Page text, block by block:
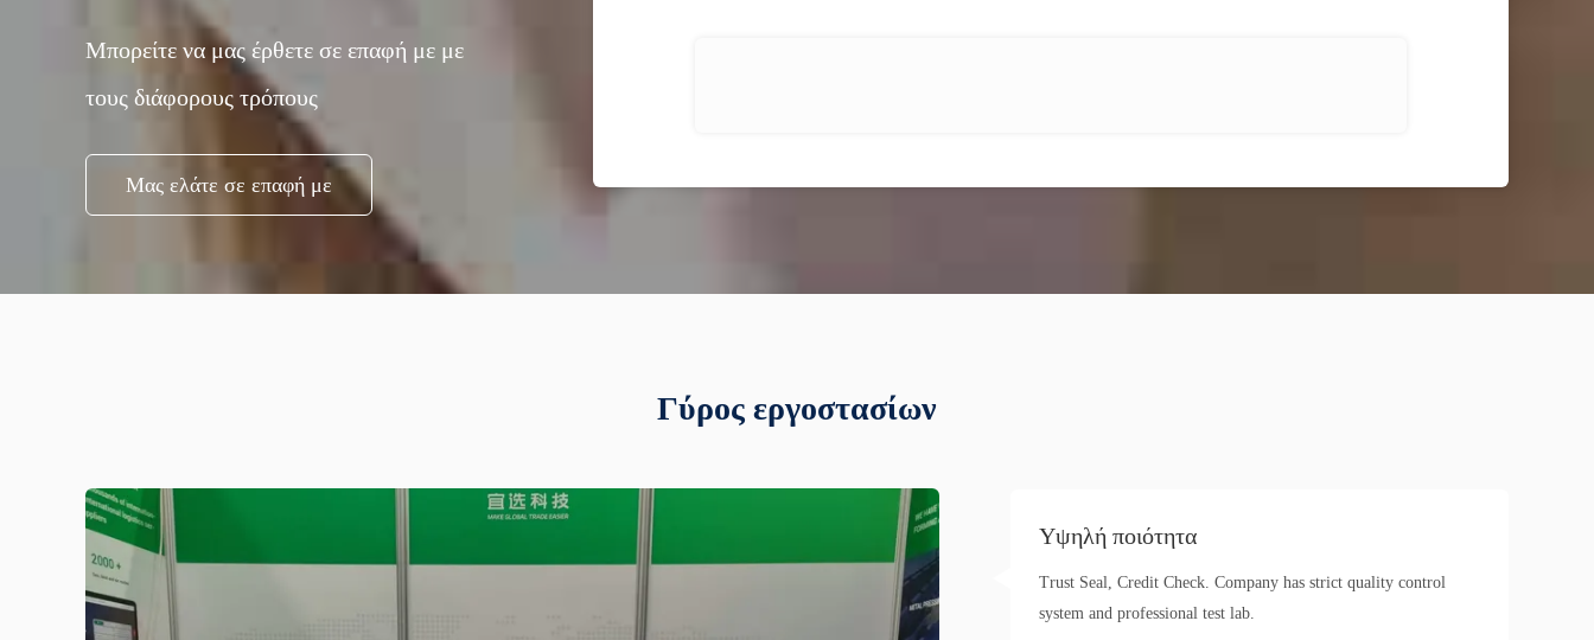
Μπορείτε να μας έρθετε σε επαφή με με
τους διάφορους τρόπους
Μας ελάτε σε επαφή με
Γύρος εργοστασίων
Υψηλή ποιότητα
Trust Seal, Credit Check. Company has strict quality control
system and professional test lab.